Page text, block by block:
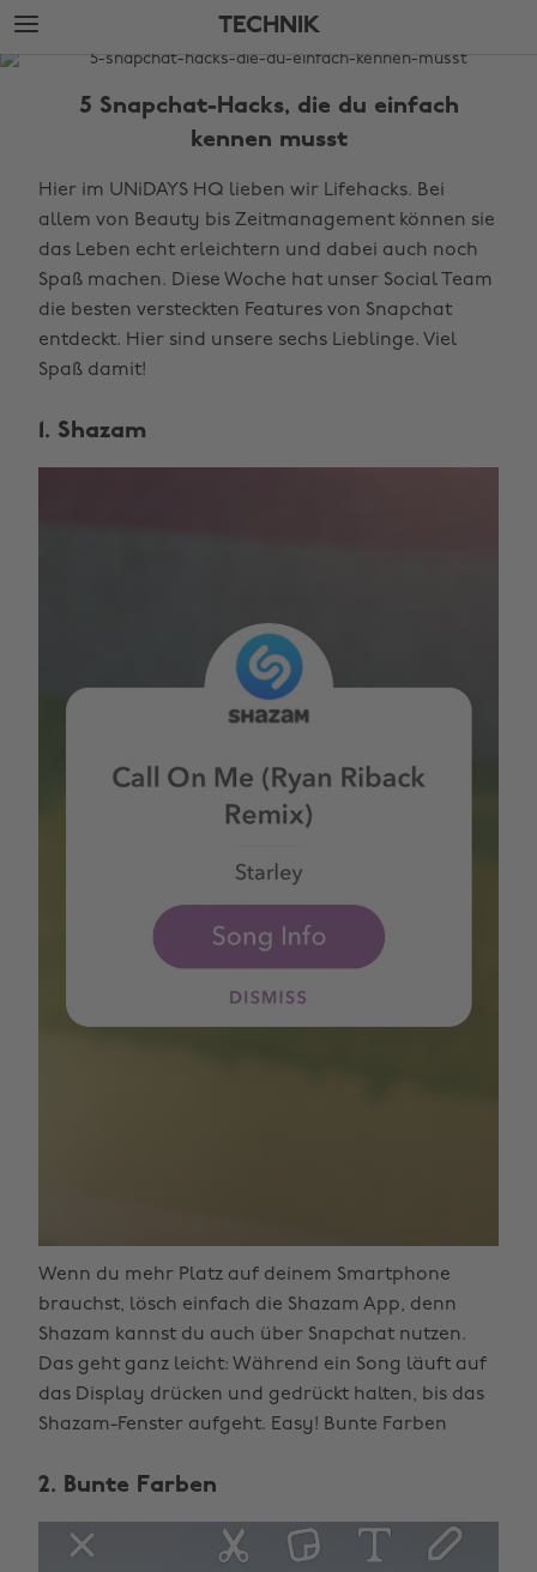
Weiter
zur
Hauptseite
Fußzeile
überspringen
TECHNIK
The
5 Snapchat-Hacks, die du einfach
kennen musst
Hier im UNiDAYS HQ lieben wir Lifehacks. Bei
allem von Beauty bis Zeitmanagement können sie
das Leben echt erleichtern und dabei auch noch
Spaß machen. Diese Woche hat unser Social Team
die besten versteckten Features von Snapchat
entdeckt. Hier sind unsere sechs Lieblinge. Viel
Spaß damit!
1. Shazam
Wenn du mehr Platz auf deinem Smartphone
brauchst, lösch einfach die Shazam App, denn
Shazam kannst du auch über Snapchat nutzen.
Das geht ganz leicht: Während ein Song läuft auf
das Display drücken und gedrückt halten, bis das
Shazam-Fenster aufgeht. Easy! Bunte Farben
2. Bunte Farben